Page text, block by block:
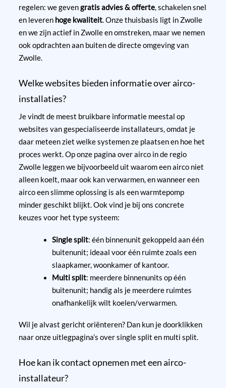
regelen: we gevengratis advies & offerte, schakelen snel
en leveren hoge kwaliteit. Onze thuisbasis ligt in Zwolle
en we zijn actief in Zwolle en omstreken, maar we nemen
ook opdrachten aan buiten de directe omgeving van
Zwolle.
Welke websites bieden informatie over airco-
installaties?
Je vindt de meest bruikbare informatie meestal op
websites van gespecialiseerde installateurs, omdat je
daar meteen ziet welke systemen ze plaatsen en hoe het
proces werkt. Op onze pagina over airco in de regio
Zwolle leggen we bijvoorbeeld uit waarom een airco niet
alleen koelt, maar ook kan verwarmen, en wanneer een
airco een slimme oplossing is als een warmtepomp
minder geschikt blijkt. Ook vind je bij ons concrete
keuzes voor het type systeem:
Single split: één binnenunit gekoppeld aan één
buitenunit; ideaal voor één ruimte zoals een
slaapkamer, woonkamer of kantoor.
Multi split: meerdere binnenunits op één
buitenunit; handig als je meerdere ruimtes
onafhankelijk wilt koelen/verwarmen.
Wil je alvast gericht oriënteren? Dan kun je doorklikken
naar onze uitlegpagina’s oversingle split en multi split.
Hoe kan ik contact opnemen met een airco-
installateur?